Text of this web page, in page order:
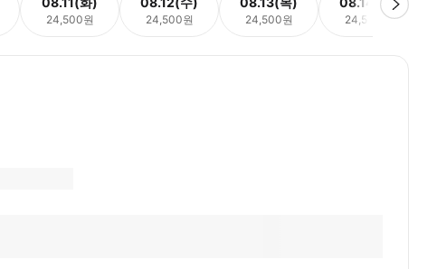
24,500원 24,500원 24,500원 24,500원